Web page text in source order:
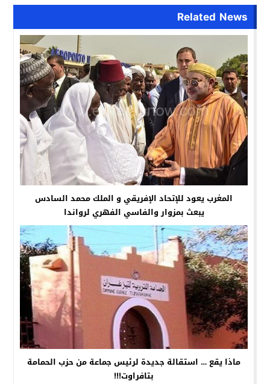
Related News
المغرب يعود للإتحاد الإفريقي و الملك محمد السادس
يبعث بمزوار والفاسي الفهري لرواندا
ماذا يقع … استقالة جديدة لرئيس جماعة من حزب الحمامة
بتافراوت!!!